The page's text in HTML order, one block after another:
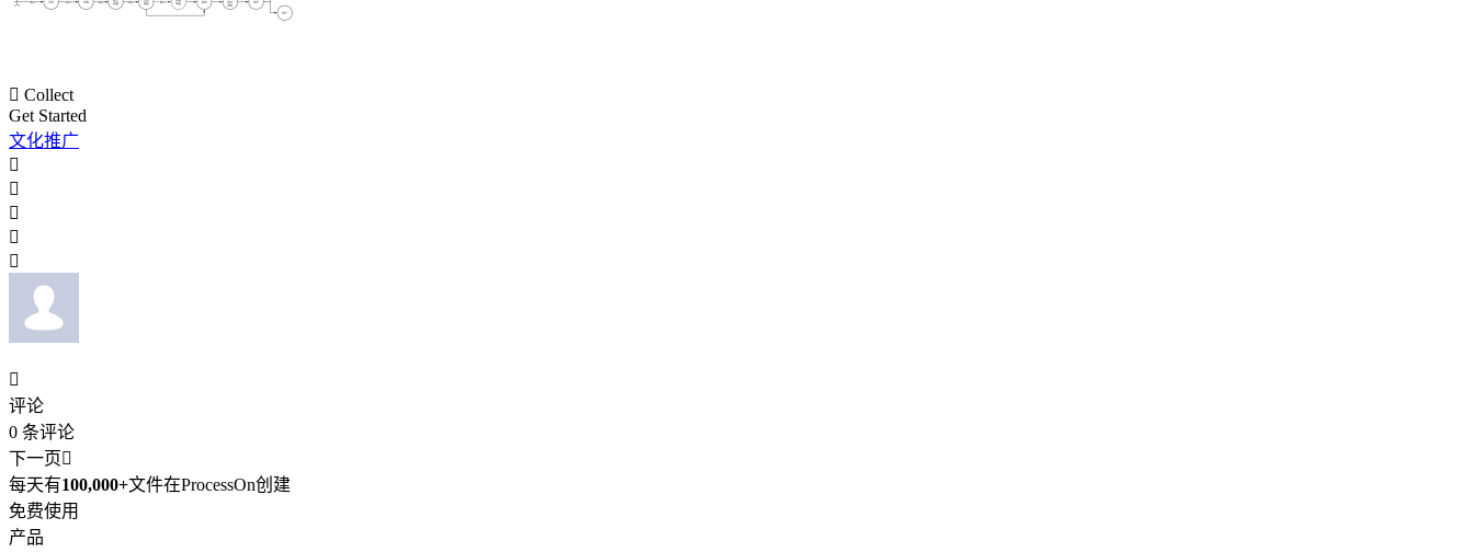
 Collect
Get Started
文化推广






评论
0 条评论
下一页
每天有100,000+文件在ProcessOn创建
免费使用
产品